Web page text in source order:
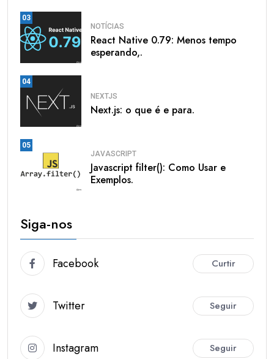
03
NOTÍCIAS
React Native 0.79: Menos tempo
esperando,.
04
NEXTJS
Next.js: o que é e para.
05
JAVASCRIPT
Javascript filter(): Como Usar e
Exemplos.
Siga-nos
Facebook Curtir
Twitter Seguir
Instagram Seguir